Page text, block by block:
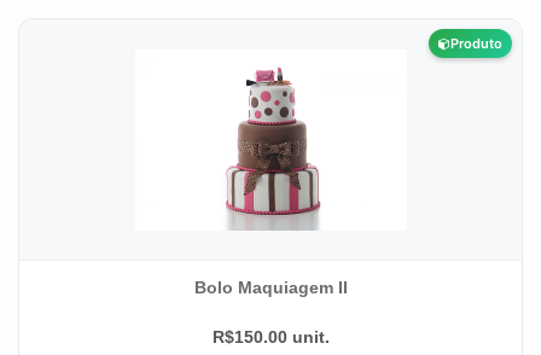
Produto
Bolo Maquiagem II
R$150.00 unit.